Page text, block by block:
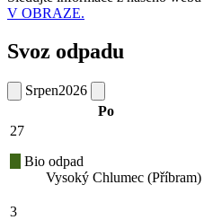
V OBRAZE.
Svoz odpadu
Srpen2026
Po
27
Bio odpad
Vysoký Chlumec (Příbram)
3